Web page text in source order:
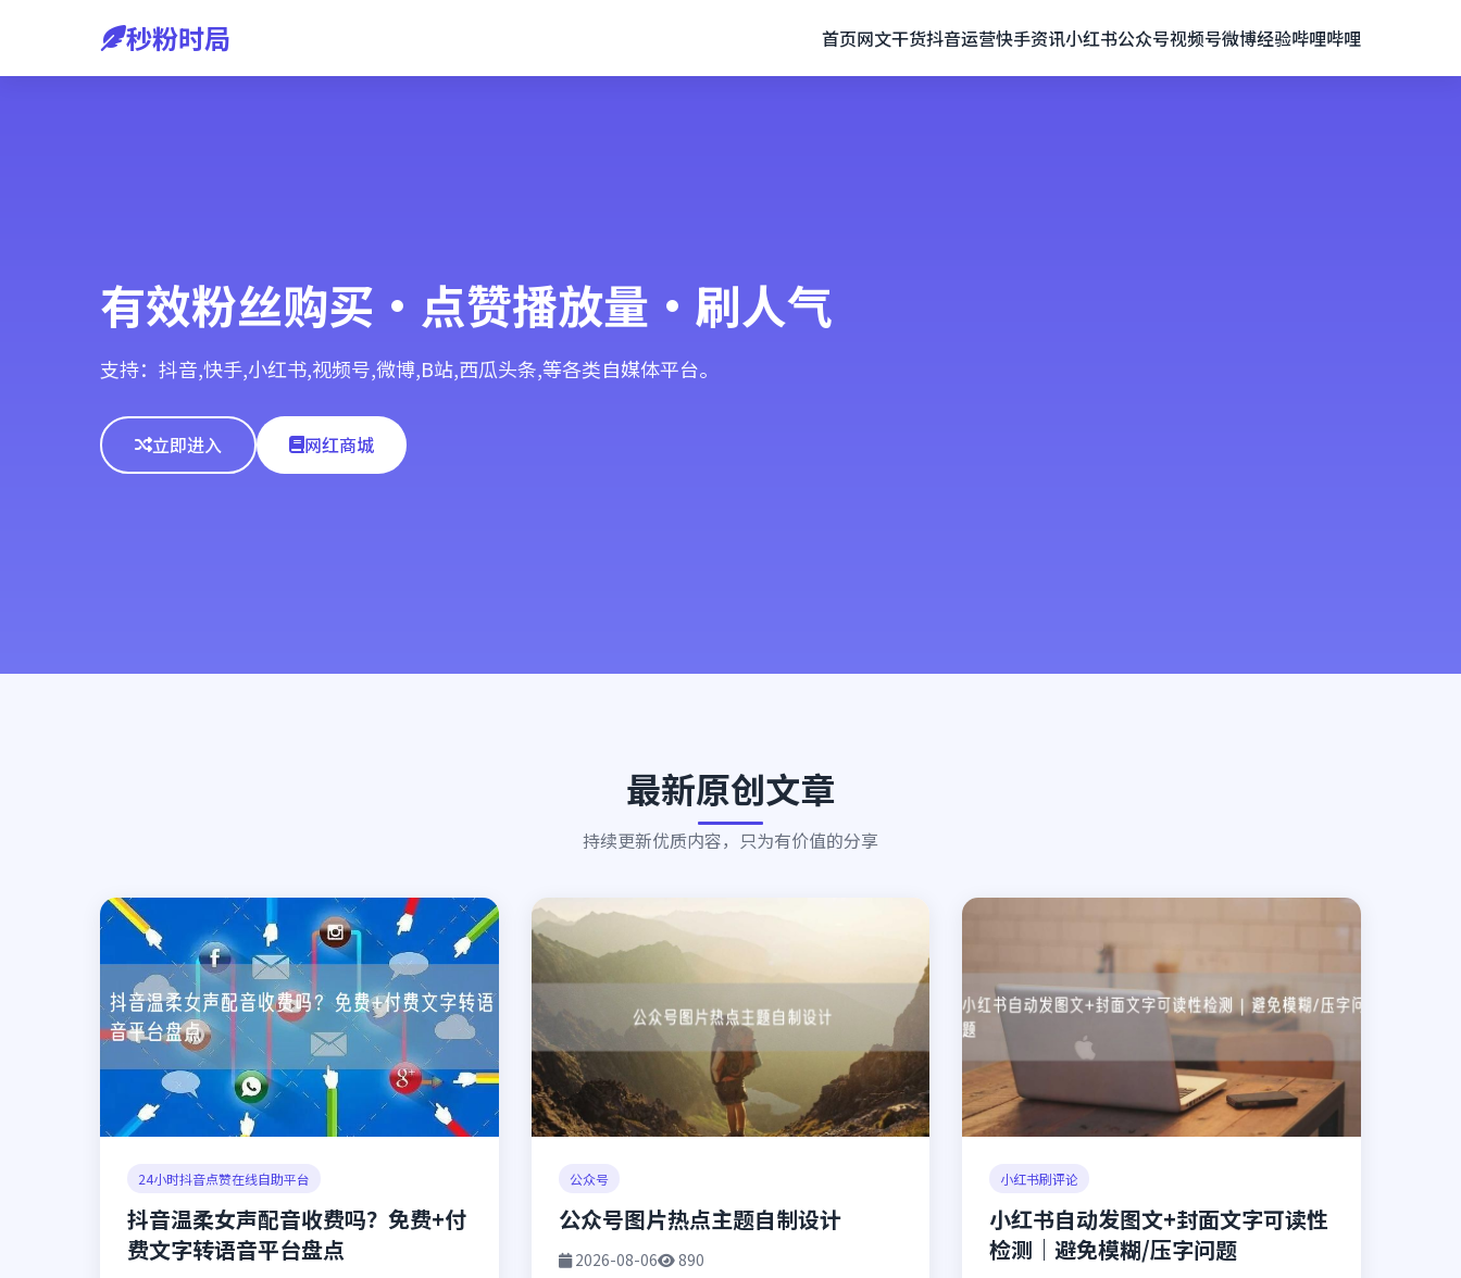
秒粉时局 首页网文干货抖音运营快手资讯小红书公众号视频号微博经验哔哩哔哩
有效粉丝购买·点赞播放量·刷人气
支持：抖音,快手,小红书,视频号,微博,B站,西瓜头条,等各类自媒体平台。
立即进入 网红商城
最新原创文章
持续更新优质内容，只为有价值的分享
24小时抖音点赞在线自助平台
抖音温柔女声配音收费吗？免费+付
费文字转语音平台盘点
公众号
公众号图片热点主题自制设计
2026-08-06 890
小红书刷评论
小红书自动发图文+封面文字可读性
检测｜避免模糊/压字问题